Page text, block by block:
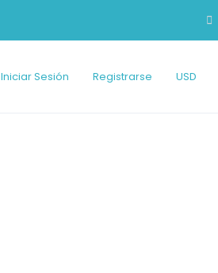
Iniciar Sesión Registrarse USD